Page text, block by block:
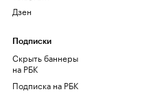
Дзен
Подписки
Скрыть баннеры
на РБК
Подписка на РБК